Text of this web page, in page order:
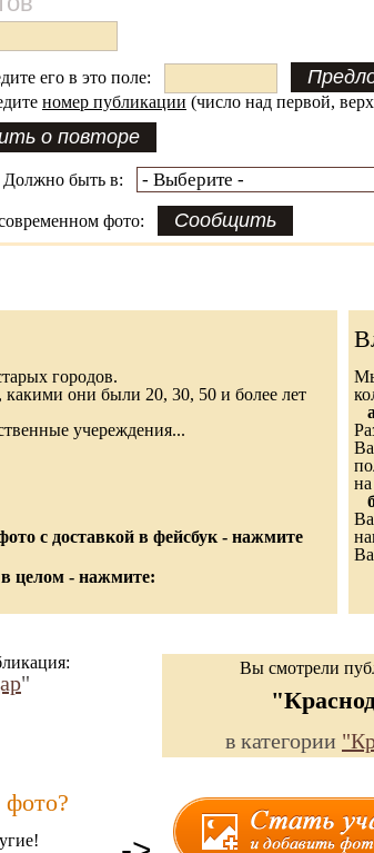
его в это поле:
номер публикации (число над первой,
Должно быть в:
фото:
городов.
они были 20, 30, 50 и более лет
учереждения...
с доставкой в фейсбук - нажмите
целом - нажмите:
"
Вы смотрели
в категории
фото?